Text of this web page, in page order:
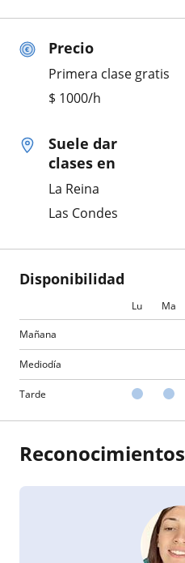
Precio
Primera clase gratis
$ 1000/h
Suele dar
clases en
La Reina
Las Condes
Disponibilidad
Lu Ma
Mañana
Mediodía
Tarde
Reconocimientos